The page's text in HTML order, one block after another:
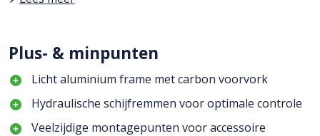
Plus- & minpunten
Licht aluminium frame met carbon voorvork
Hydraulische schijfremmen voor optimale controle
Veelzijdige montagepunten voor accessoire